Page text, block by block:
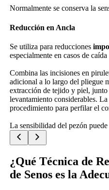
Normalmente se conserva la
Reducción en Ancla
Se utiliza para reducciones
especialmente en casos de
Combina las incisiones en
adicional a lo largo del pliegue
extracción de tejido y piel,
levantamiento considerables.
procedimiento para perfilar el
La sensibilidad del pezón
¿Qué Técnica de
de Senos es la